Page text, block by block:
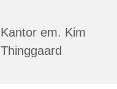
Kantor em. Kim
Thinggaard